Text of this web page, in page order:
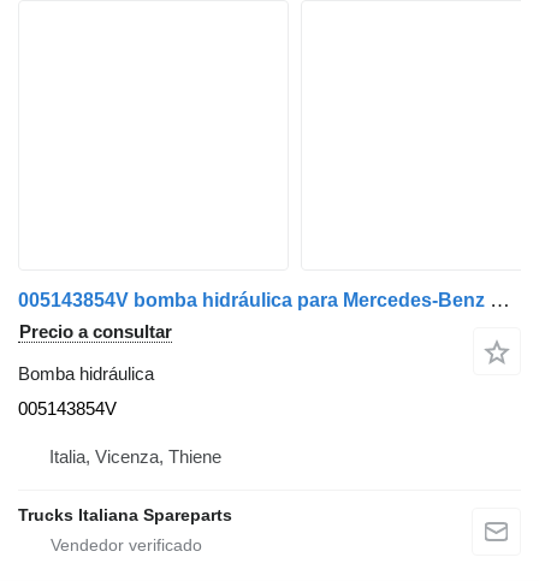
005143854V bomba hidráulica para Mercedes-Benz Econic camión
Precio a consultar
Bomba hidráulica
005143854V
Italia, Vicenza, Thiene
Trucks Italiana Spareparts